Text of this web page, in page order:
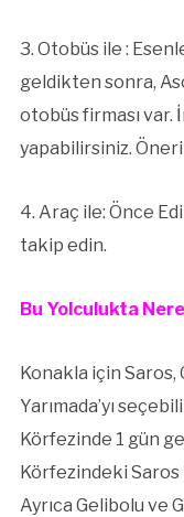
3. Otobüs ile :
geldikten sonra,
otobüs firması
yapabilirsiniz.
4. Araç ile: Önce
takip edin.
Bu Yolculukta
Konakla için Saros,
Yarımada’yı
Körfezinde 1 gün
Körfezindeki
Ayrıca Gelibolu ve